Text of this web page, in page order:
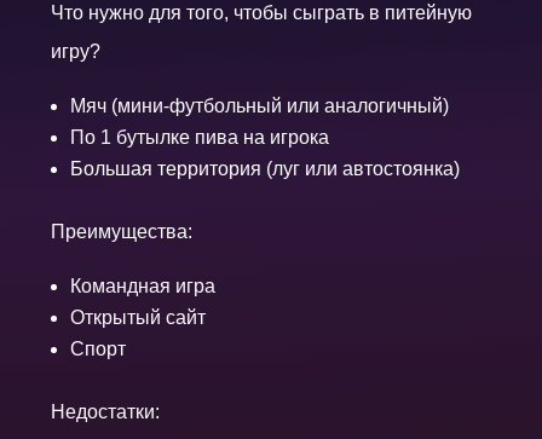
Что нужно для того, чтобы сыграть в питейную
игру?
Мяч (мини-футбольный или аналогичный)
По 1 бутылке пива на игрока
Большая территория (луг или автостоянка)
Преимущества:
Командная игра
Открытый сайт
Спорт
Недостатки: